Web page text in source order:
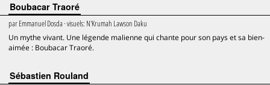
Boubacar Traoré
parEmmanuel Dosda · visuels: N'Krumah Lawson Daku
Un mythe vivant. Une légende malienne qui chante pour son pays et sa bien-
aimée : Boubacar Traoré.
Sébastien Rouland